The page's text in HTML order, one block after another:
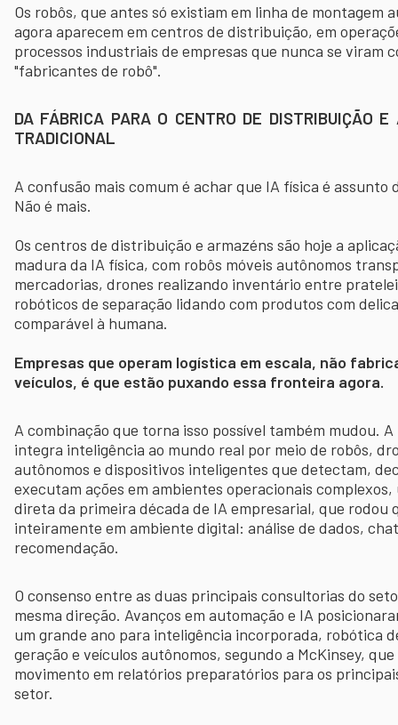
Os robôs, que antes só existiam em linha de montagem
agora aparecem em centros de distribuição, em
processos industriais de empresas que nunca se viram
"fabricantes de robô".
DA FÁBRICA PARA O CENTRO DE DISTRIBUIÇÃO E
TRADICIONAL
A confusão mais comum é achar que IA física é assunto
Não é mais.
Os centros de distribuição e armazéns são hoje a
madura da IA física, com robôs móveis autônomos
mercadorias, drones realizando inventário entre
robóticos de separação lidando com produtos com
comparável à humana.
Empresas que operam logística em escala, não
veículos, é que estão puxando essa fronteira agora.
A combinação que torna isso possível também mudou.
integra inteligência ao mundo real por meio de robôs,
autônomos e dispositivos inteligentes que detectam,
executam ações em ambientes operacionais complexos,
direta da primeira década de IA empresarial, que rodou
inteiramente em ambiente digital: análise de dados,
recomendação.
O consenso entre as duas principais consultorias do
mesma direção. Avanços em automação e IA
um grande ano para inteligência incorporada, robótica
geração e veículos autônomos, segundo a McKinsey,
movimento em relatórios preparatórios para os
setor.